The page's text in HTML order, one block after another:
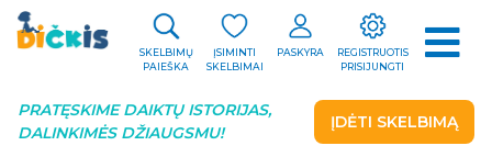
SKELBIMŲ
PAIEŠKA
ĮSIMINTI
SKELBIMAI
PASKYRA
REGISTRUOTIS
PRISIJUNGTI
PRATĘSKIME DAIKTŲ ISTORIJAS,
DALINKIMĖS DŽIAUGSMU!
ĮDĖTI SKELBIMĄ